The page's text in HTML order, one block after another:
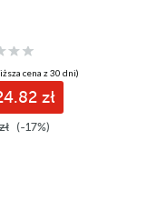
cena z 30 dni)
zł
(-17%)